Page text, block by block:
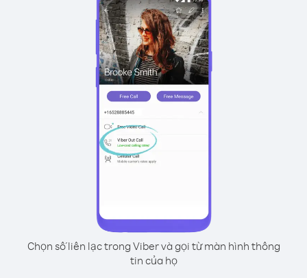
Chọn số liên lạc trong Viber và gọi từ màn hình thông
tin của họ